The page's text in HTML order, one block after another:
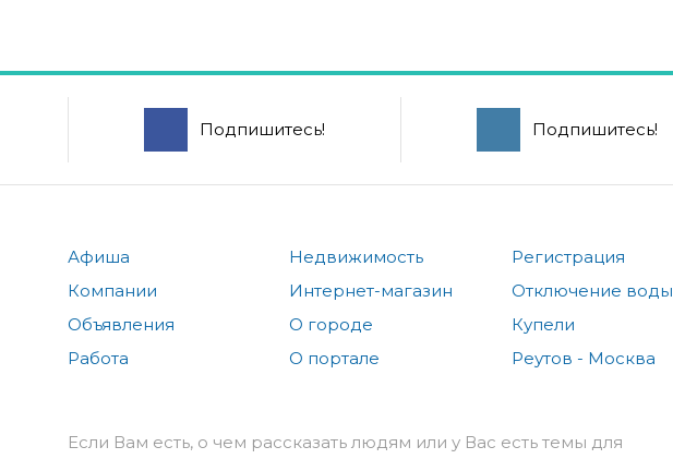
Подпишитесь! Подпишитесь!
Афиша
Компании
Объявления
Работа
Недвижимость
Интернет-магазин
О городе
О портале
Регистрация
Отключение воды
Купели
Реутов - Москва
Если Вам есть, о чем рассказать людям или у Вас есть темы для